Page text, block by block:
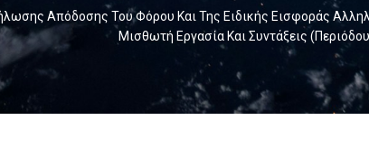
Απόδοσης Του Φόρου Και Της Ειδικής Εισφοράς
Μισθωτή Εργασία Και Συντάξεις